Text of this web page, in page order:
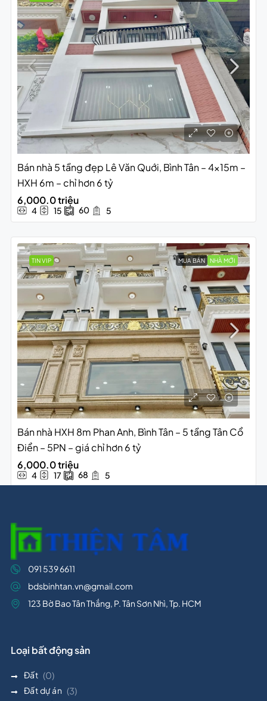
Bán nhà 5 tầng đẹp Lê Văn Quới, Bình Tân – 4x15m –
HXH 6m – chỉ hơn 6 tỷ
6,000.0 triệu
4 15 60 5
TIN VIP MUA BÁN NHÀ MỚI
Bán nhà HXH 8m Phan Anh, Bình Tân – 5 tầng Tân Cổ
Điển – 5PN – giá chỉ hơn 6 tỷ
6,000.0 triệu
4 17 68 5
091 539 6611
bdsbinhtan.vn@gmail.com
123 Bờ Bao Tân Thắng, P. Tân Sơn Nhì, Tp. HCM
Loại bất động sản
Đất (0)
Đất dự án (3)